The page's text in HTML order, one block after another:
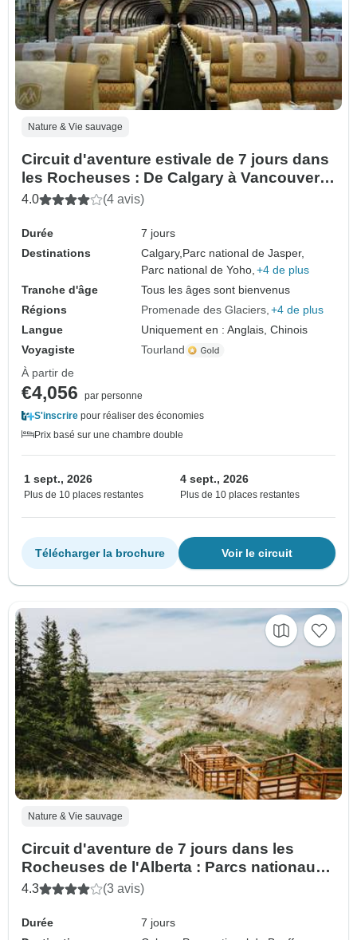
Nature & Vie sauvage
Circuit d'aventure estivale de 7 jours dans
les Rocheuses : De Calgary à Vancouver
avec Rocky Mountaineer
4.0 (4 avis)
Durée
7 jours
Destinations
Calgary,Parc national de Jasper,
Parc national de Yoho, +4 de plus
Tranche d'âge
Tous les âges sont bienvenus
Régions
Promenade des Glaciers +4 de plus
Langue
Uniquement en : Anglais, Chinois
Voyagiste
Tourland
À partir de
€4,056
par personne
S'inscrire pour réaliser des économies
Prix basé sur une chambre double
1 sept., 2026
Plus de 10 places restantes
4 sept., 2026
Plus de 10 places restantes
Voir le circuit
Télécharger la brochure
Nature & Vie sauvage
Circuit d'aventure de 7 jours dans les
Rocheuses de l'Alberta : Parcs nationaux
de Banff, Jasper, Yoho, Waterton et
4.3 (3 avis)
Durée
7 jours